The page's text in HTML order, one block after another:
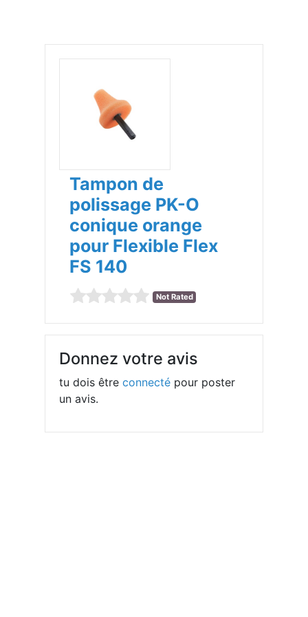
Tampon de
polissage PK-O
conique orange
pour Flexible Flex
FS 140
Not Rated
Donnez votre avis
tu dois êtreconnecté pour poster
un avis.